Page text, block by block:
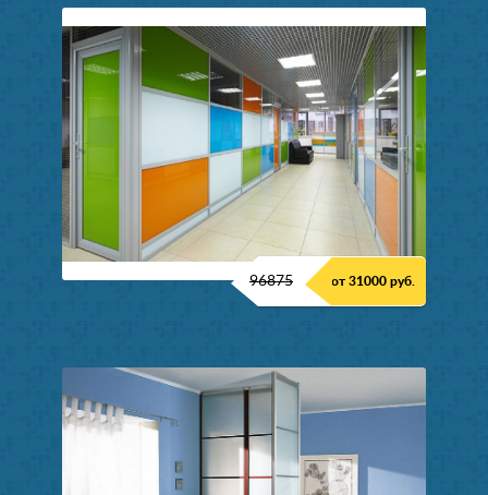
96875 от 31000 руб.